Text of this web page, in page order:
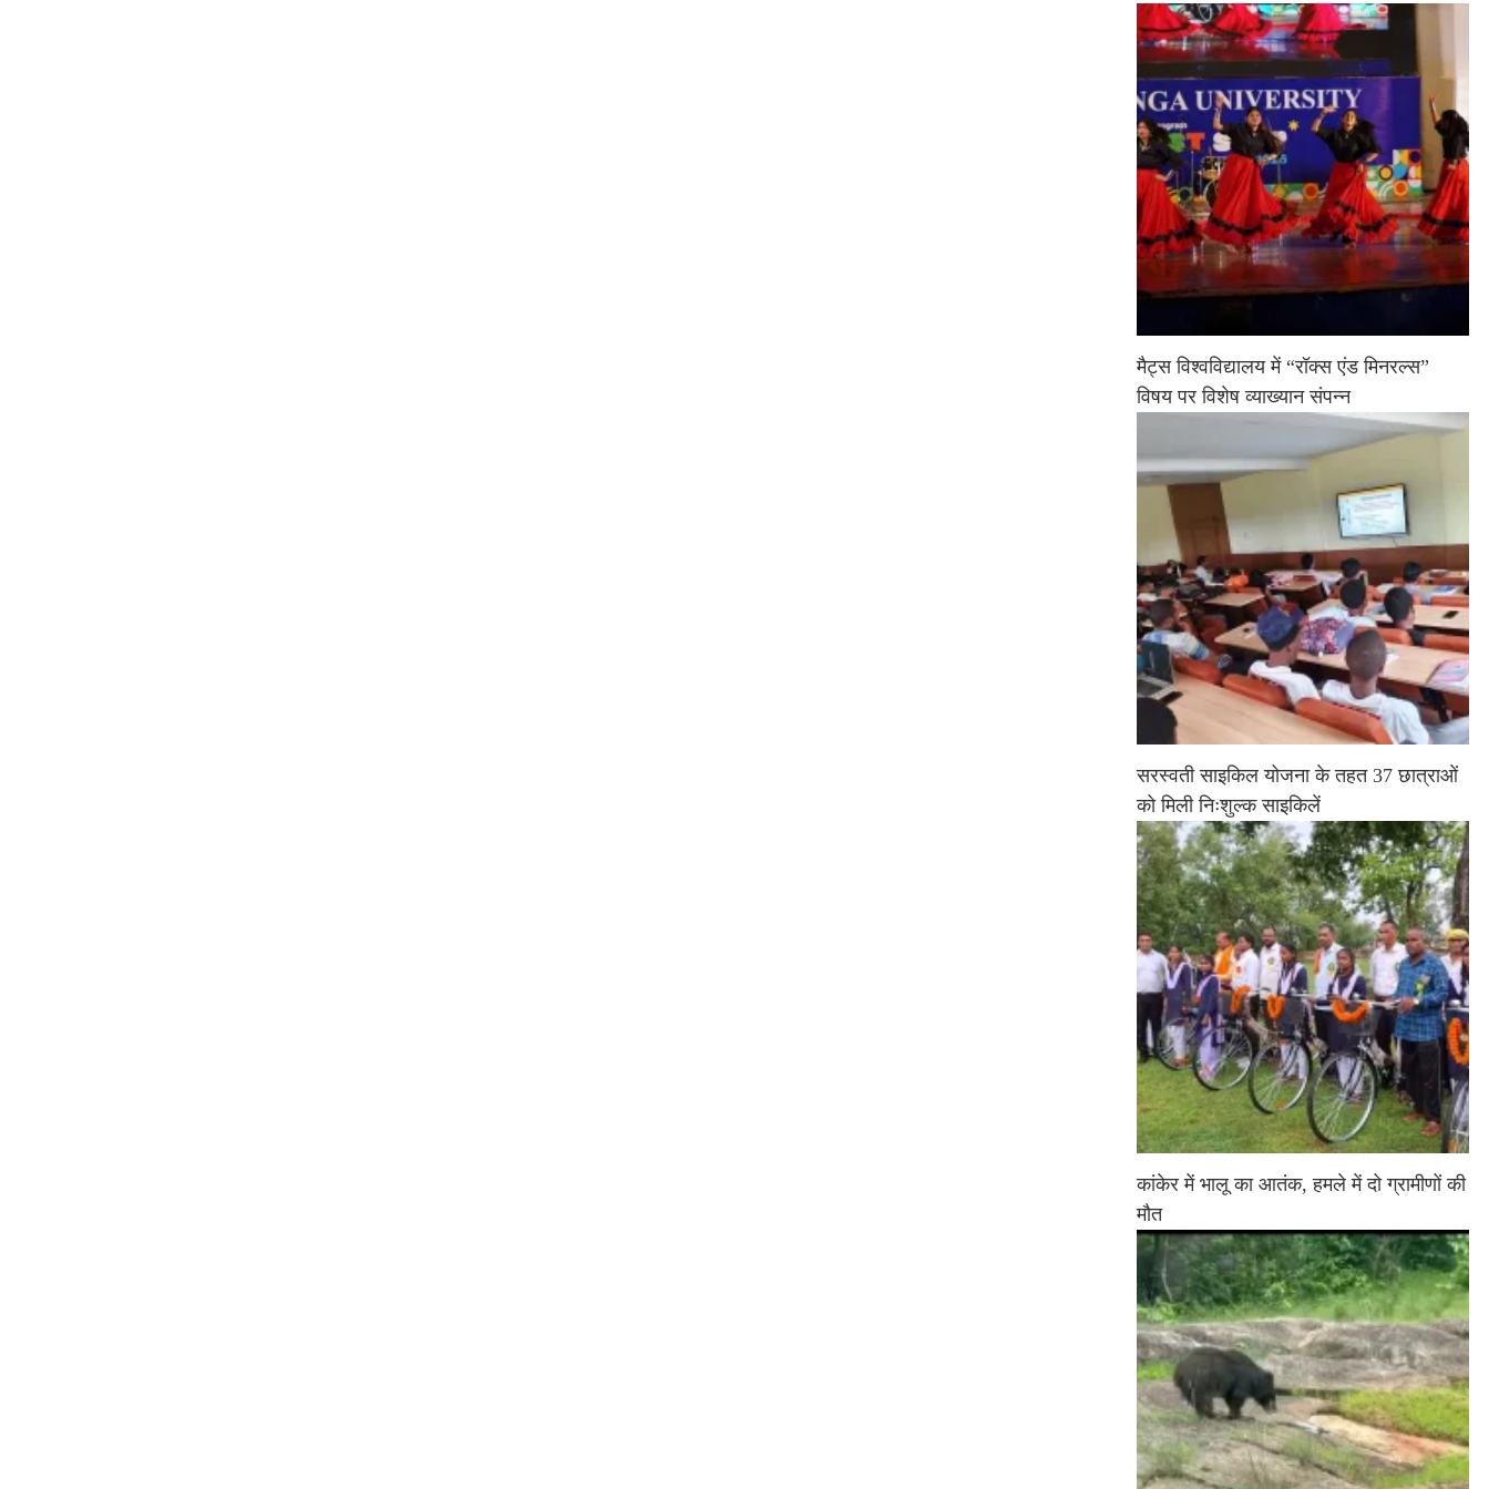
मैट्स विश्वविद्यालय में “रॉक्स एंड मिनरल्स”
विषय पर विशेष व्याख्यान संपन्न
सरस्वती साइकिल योजना के तहत 37 छात्राओं
को मिली निःशुल्क साइकिलें
कांकेर में भालू का आतंक, हमले में दो ग्रामीणों की
मौत